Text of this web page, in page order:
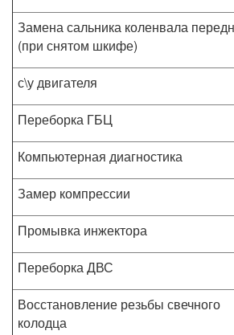
Замена сальника коленвала
(при снятом шкифе)
с\у двигателя
Переборка ГБЦ
Компьютерная диагностика
Замер компрессии
Промывка инжектора
Переборка ДВС
Восстановление резьбы свечного
колодца